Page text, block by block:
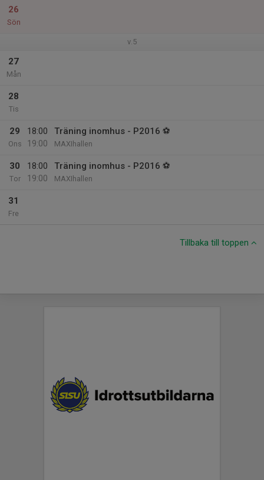
26
Sön
v.5
27
Mån
28
Tis
29
Ons
18:00
19:00
Träning inomhus - P2016 ⚽
MAXIhallen
30
Tor
18:00
19:00
Träning inomhus - P2016 ⚽
MAXIhallen
31
Fre
Tillbaka till toppen